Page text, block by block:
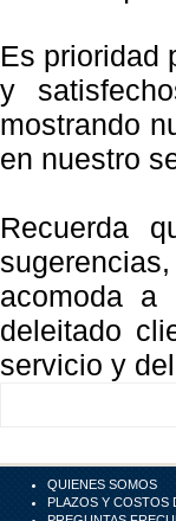
Es prioridad
y
mostrando
en nuestro
Recuerda
acomoda a
deleitado
servicio y
QUIENES SOMOS
PLAZOS Y COSTOS